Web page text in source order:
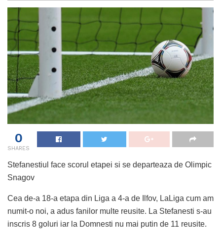
0
SHARES
Stefanestiul face scorul etapei si se departeaza de Olimpic
Snagov
Cea de-a 18-a etapa din Liga a 4-a de Ilfov, LaLiga cum am
numit-o noi, a adus fanilor multe reusite. La Stefanesti s-au
inscris 8 goluri iar la Domnesti nu mai putin de 11 reusite.